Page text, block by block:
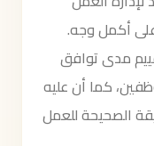
على أكمل وجه.
مدى توافق
كما أن عليه
الصحيحة للعمل